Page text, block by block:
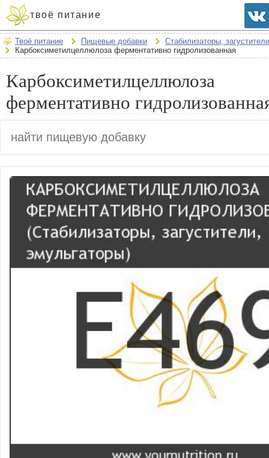
твоё питание
Твоё питание Пищевые добавки
Стабилизаторы,
Карбоксиметилцеллюлоза ферментативно гидролизованная
Карбоксиметилцеллюлоза
ферментативно